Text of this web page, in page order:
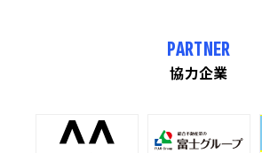
PARTNER
協力企業